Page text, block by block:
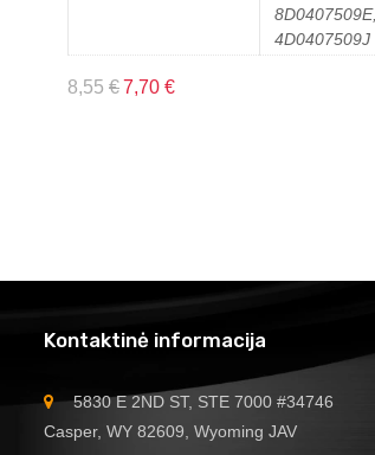
8D0407509E,
4D0407509J
8,55 €7,70 €
Kontaktinė informacija
5830 E 2ND ST, STE 7000 #34746
Casper, WY 82609, Wyoming JAV